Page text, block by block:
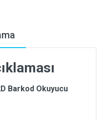
Barkod Okuyucu